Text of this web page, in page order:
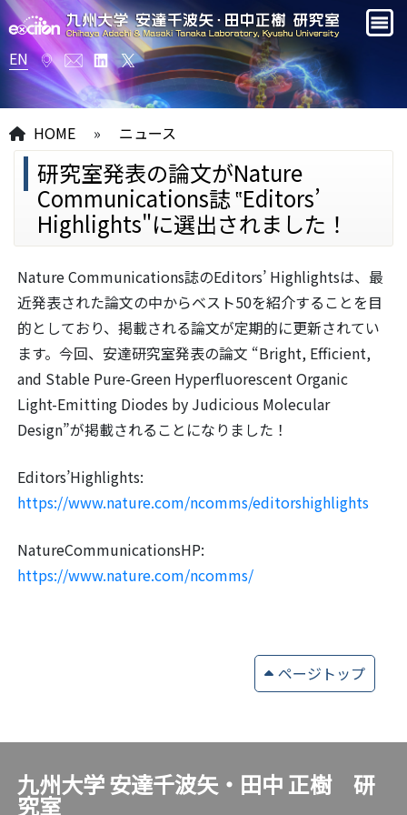
EN
HOME » ニュース
研究室発表の論文がNature
Communications誌 ‟Editors’
Highlights"に選出されました！
Nature Communications誌のEditors’ Highlightsは、最
近発表された論文の中からベスト50を紹介することを目
的としており、掲載される論文が定期的に更新されてい
ます。今回、安達研究室発表の論文 “Bright, Efficient,
and Stable Pure-Green Hyperfluorescent Organic
Light-Emitting Diodes by Judicious Molecular
Design”が掲載されることになりました！
Editors’Highlights:
https://www.nature.com/ncomms/editorshighlights
NatureCommunicationsHP:
https://www.nature.com/ncomms/
ページトップ
九州大学 安達千波矢・田中 正樹 研
究室